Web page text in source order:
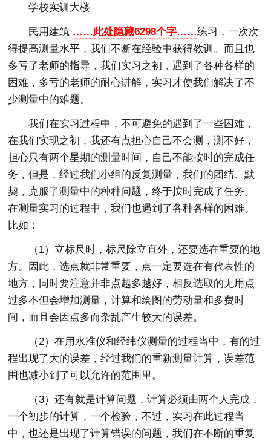
学校实训大楼
民用建筑 ……此处隐藏6298个字……练习，一次次
得提高测量水平，我们不断在经验中获得教训。而且也
多亏了老师的指导，我们实习之初，遇到了各种各样的
困难，多亏的老师的耐心讲解，实习才使我们解决了不
少测量中的难题。
我们在实习过程中，不可避免的遇到了一些困难，
在我们实现之初，我还有点担心自己不会测，测不好，
担心只有两个星期的测量时间，自己不能按时的完成任
务，但是，经过我们小组的反复测量，我们的团结、默
契，克服了测量中的种种问题，终于按时完成了任务。
在测量实习的过程中，我们也遇到了各种各样的困难。
比如：
（1）立标尺时，标尺除立直外，还要选在重要的地
方。因此，选点就非常重要，点一定要选在有代表性的
地方，同时要注意并非点越多越好，相反选取的无用点
过多不但会增加测量，计算和绘图的劳动量和多费时
间，而且会因点多而杂乱产生较大的误差。
（2）在用水准仪和经纬仪测量的过程当中，有的过
程出现了大的误差，经过我们的重新测量计算，误差范
围也减小到了可以允许的范围里。
（3）还有就是计算问题，计算必须由两个人完成，
一个初步的计算，一个检验，不过，实习在此过程当
中，也还是出现了计算错误的问题，我们在不断的重复